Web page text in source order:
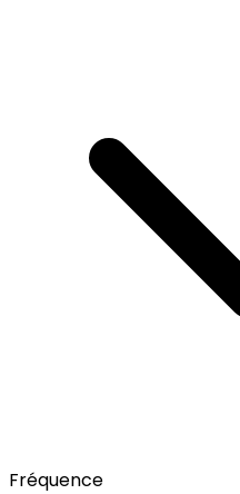
Fréquence